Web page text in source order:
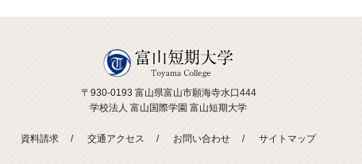
〒930-0193 富山県富山市願海寺水口444
学校法人 富山国際学園 富山短期大学
資料請求 交通アクセス お問い合わせ サイトマップ